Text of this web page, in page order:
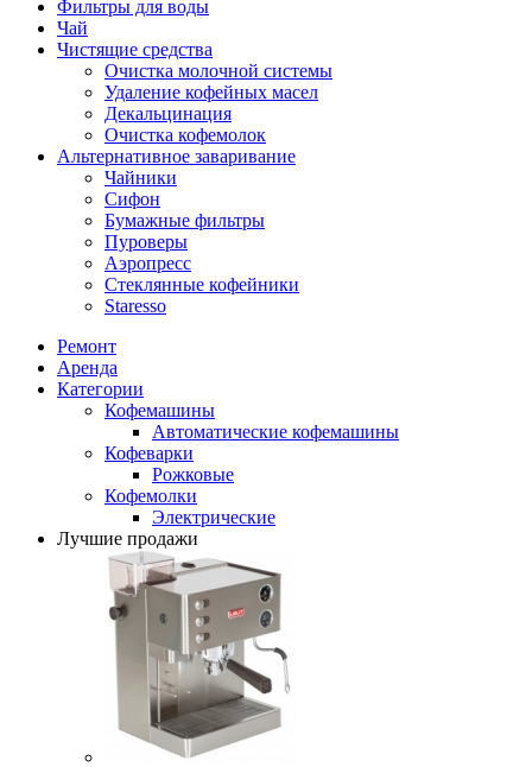
Фильтры для воды
Чай
Чистящие средства
Очистка молочной системы
Удаление кофейных масел
Декальцинация
Очистка кофемолок
Альтернативное заваривание
Чайники
Сифон
Бумажные фильтры
Пуроверы
Аэропресс
Стеклянные кофейники
Staresso
Ремонт
Аренда
Категории
Кофемашины
Автоматические кофемашины
Кофеварки
Рожковые
Кофемолки
Электрические
Лучшие продажи